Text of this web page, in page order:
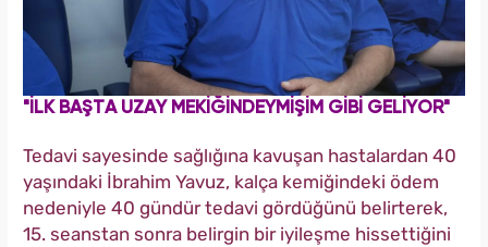
"İLK BAŞTA UZAY MEKİĞİNDEYMİŞİM GİBİ GELİYOR"
Tedavi sayesinde sağlığına kavuşan hastalardan 40
yaşındaki İbrahim Yavuz, kalça kemiğindeki ödem
nedeniyle 40 gündür tedavi gördüğünü belirterek,
15. seanstan sonra belirgin bir iyileşme hissettiğini